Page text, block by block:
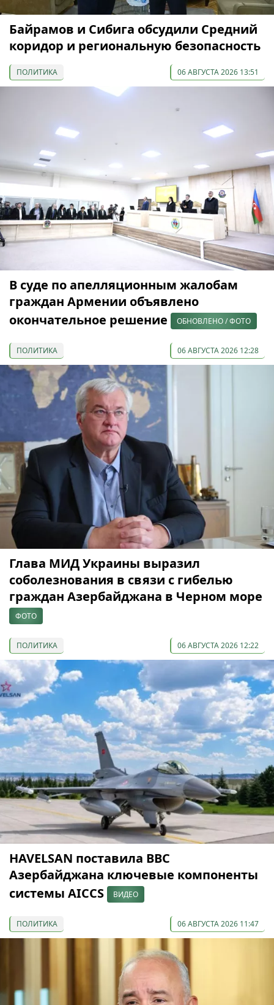
Байрамов и Сибига обсудили Средний
коридор и региональную безопасность
ПОЛИТИКА 06 АВГУСТА 2026 13:51
В суде по апелляционным жалобам
граждан Армении объявлено
окончательное решение
ОБНОВЛЕНО / ФОТО
ПОЛИТИКА 06 АВГУСТА 2026 12:28
Глава МИД Украины выразил
соболезнования в связи с гибелью
граждан Азербайджана в Черном море
ФОТО
ПОЛИТИКА 06 АВГУСТА 2026 12:22
HAVELSAN поставила ВВС
Азербайджана ключевые компоненты
системы AICCS
ВИДЕО
ПОЛИТИКА 06 АВГУСТА 2026 11:47